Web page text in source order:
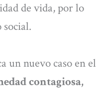
de vida, por lo
un nuevo caso en el
contagiosa,